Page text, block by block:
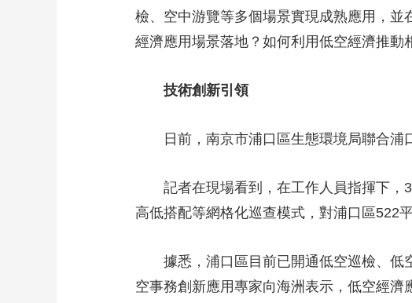
小央視頻 小央直播 直播中國 熊貓頻道
前線 比劃 快看 藍海中國 新兵請入列
競猜 2026年世界盃
大國展會 大國保險 雲頂對話 雲起
CCTV.節目官網 直播 節目單 欄目 片庫 收視榜
檢、空中游覽等多個場景實現成熟應用，
經濟應用場景落地？如何利用低空經濟推動
技術創新引領
日前，南京市浦口區生態環境局聯合浦
記者在現場看到，在工作人員指揮下，
高低搭配等網格化巡查模式，對浦口區522
據悉，浦口區目前已開通低空巡檢、
空事務創新應用專家向海洲表示，低空經